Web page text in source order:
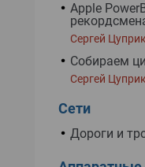
Apple
Сергей
Собираем
Сергей
Сети
Дороги и